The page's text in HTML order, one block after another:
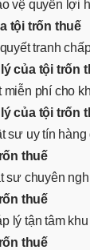
vệ quyền lợi
tội trốn thuế
tranh
của tội trốn
phí cho
của tội trốn
sư uy tín hàng
thuế
sư chuyên
thuế
lý tận tâm
thuế